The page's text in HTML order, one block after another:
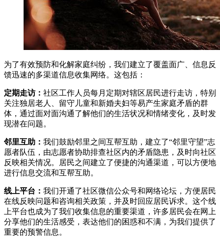
为了有效预防和化解家庭纠纷，我们建立了覆盖面广、信息反
馈迅速的多渠道信息收集网络。这包括：
定期走访： 社区工作人员每月定期对辖区居民进行走访，特别
关注独居老人、留守儿童和新婚夫妇等易产生家庭矛盾的群
体，通过面对面沟通了解他们的生活状况和情绪变化，及时发
现潜在问题。
邻里互助： 我们鼓励邻里之间互帮互助，建立了“邻里守望”志
愿者队伍，由志愿者协助排查社区内的矛盾隐患，及时向社区
反映相关情况。居民之间建立了便捷的沟通渠道，可以方便地
进行信息交流和互帮互助。
线上平台： 我们开通了社区微信公众号和网络论坛，方便居民
在线反映问题和咨询相关政策，并及时回应居民诉求。这个线
上平台也成为了我们收集信息的重要渠道，许多居民会在网上
分享他们的生活感受，表达他们的困惑和不满，为我们提供了
重要的预警信息。